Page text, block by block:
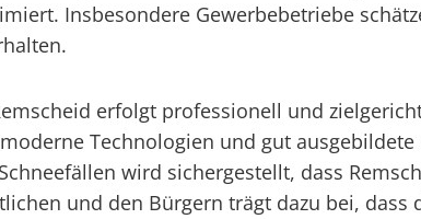
Insbesondere Gewerbebetriebe
erfolgt professionell und
Technologien und gut
wird sichergestellt, dass
und den Bürgern trägt dazu bei,